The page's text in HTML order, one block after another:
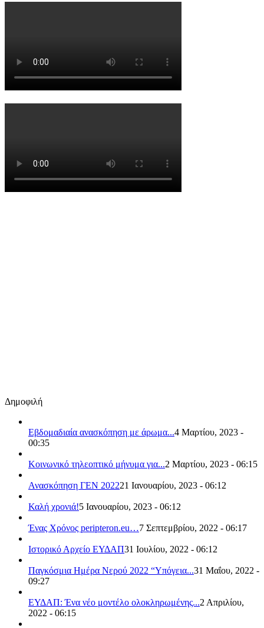
Δημοφιλή
Εβδομαδιαία ανασκόπηση με άρωμα...4 Μαρτίου, 2023 -
00:35
Κοινωνικό τηλεοπτικό μήνυμα για...2 Μαρτίου, 2023 - 06:15
Ανασκόπηση ΓΕΝ 202221 Ιανουαρίου, 2023 - 06:12
Καλή χρονιά!5 Ιανουαρίου, 2023 - 06:12
Ένας Χρόνος peripteron.eu…7 Σεπτεμβρίου, 2022 - 06:17
Ιστορικό Αρχείο ΕΥΔΑΠ31 Ιουλίου, 2022 - 06:12
Παγκόσμια Ημέρα Νερού 2022 “Υπόγεια...31 Μαΐου, 2022 -
09:27
ΕΥΔΑΠ: Ένα νέο μοντέλο ολοκληρωμένης...2 Απριλίου,
2022 - 06:15